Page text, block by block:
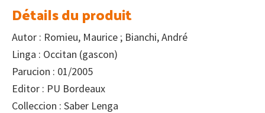
Détails du produit
Autor : Romieu, Maurice ; Bianchi, André
Linga : Occitan (gascon)
Parucion : 01/2005
Editor : PU Bordeaux
Colleccion : Saber Lenga